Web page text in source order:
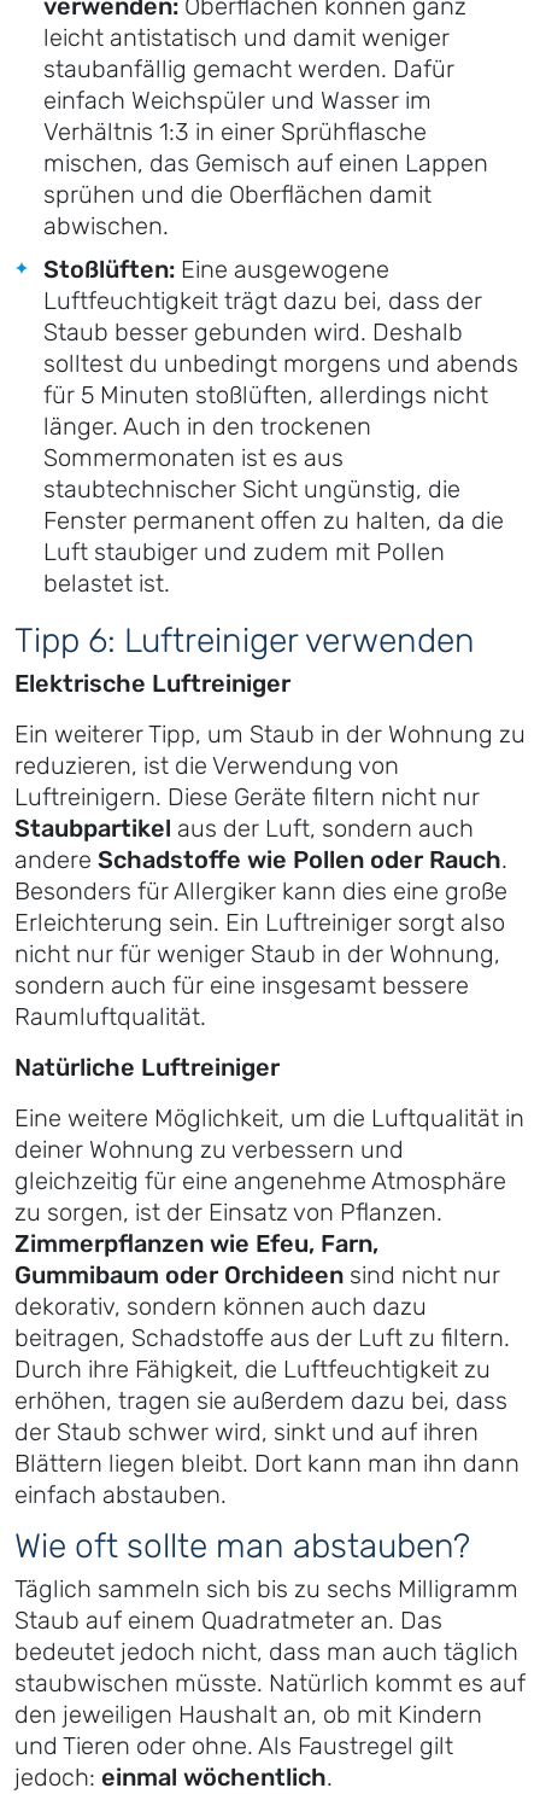
verwenden: Oberflächen können ganz
leicht antistatisch und damit weniger
staubanfällig gemacht werden. Dafür
einfach Weichspüler und Wasser im
Verhältnis 1:3 in einer Sprühflasche
mischen, das Gemisch auf einen Lappen
sprühen und die Oberflächen damit
abwischen.
Stoßlüften: Eine ausgewogene
Luftfeuchtigkeit trägt dazu bei, dass der
Staub besser gebunden wird. Deshalb
solltest du unbedingt morgens und abends
für 5 Minuten stoßlüften, allerdings nicht
länger. Auch in den trockenen
Sommermonaten ist es aus
staubtechnischer Sicht ungünstig, die
Fenster permanent offen zu halten, da die
Luft staubiger und zudem mit Pollen
belastet ist.
Tipp 6: Luftreiniger verwenden
Elektrische Luftreiniger
Ein weiterer Tipp, um Staub in der Wohnung zu
reduzieren, ist die Verwendung von
Luftreinigern. Diese Geräte filtern nicht nur
Staubpartikel aus der Luft, sondern auch
andere Schadstoffe wie Pollen oder Rauch.
Besonders für Allergiker kann dies eine große
Erleichterung sein. Ein Luftreiniger sorgt also
nicht nur für weniger Staub in der Wohnung,
sondern auch für eine insgesamt bessere
Raumluftqualität.
Natürliche Luftreiniger
Eine weitere Möglichkeit, um die Luftqualität in
deiner Wohnung zu verbessern und
gleichzeitig für eine angenehme Atmosphäre
zu sorgen, ist der Einsatz von Pflanzen.
Zimmerpflanzen wie Efeu, Farn,
Gummibaum oder Orchideen sind nicht nur
dekorativ, sondern können auch dazu
beitragen, Schadstoffe aus der Luft zu filtern.
Durch ihre Fähigkeit, die Luftfeuchtigkeit zu
erhöhen, tragen sie außerdem dazu bei, dass
der Staub schwer wird, sinkt und auf ihren
Blättern liegen bleibt. Dort kann man ihn dann
einfach abstauben.
Wie oft sollte man abstauben?
Täglich sammeln sich bis zu sechs Milligramm
Staub auf einem Quadratmeter an. Das
bedeutet jedoch nicht, dass man auch täglich
staubwischen müsste. Natürlich kommt es auf
den jeweiligen Haushalt an, ob mit Kindern
und Tieren oder ohne. Als Faustregel gilt
jedoch: einmal wöchentlich.